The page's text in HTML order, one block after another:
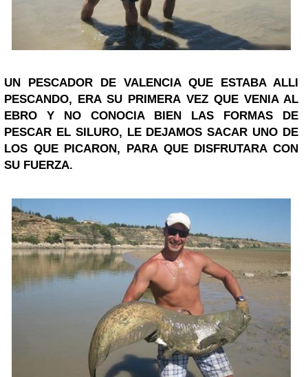
UN PESCADOR DE VALENCIA QUE ESTABA ALLI
PESCANDO, ERA SU PRIMERA VEZ QUE VENIA AL
EBRO Y NO CONOCIA BIEN LAS FORMAS DE
PESCAR EL SILURO, LE DEJAMOS SACAR UNO DE
LOS QUE PICARON, PARA QUE DISFRUTARA CON
SU FUERZA.